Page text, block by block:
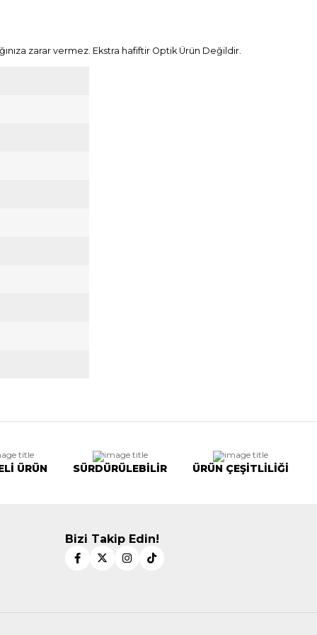
zarar vermez. Ekstra hafiftir Optik Ürün Değildir.
ÜRÜN SÜRDÜRÜLEBİLİR ÜRÜN ÇEŞİTLİLİĞİ
Bizi Takip Edin!